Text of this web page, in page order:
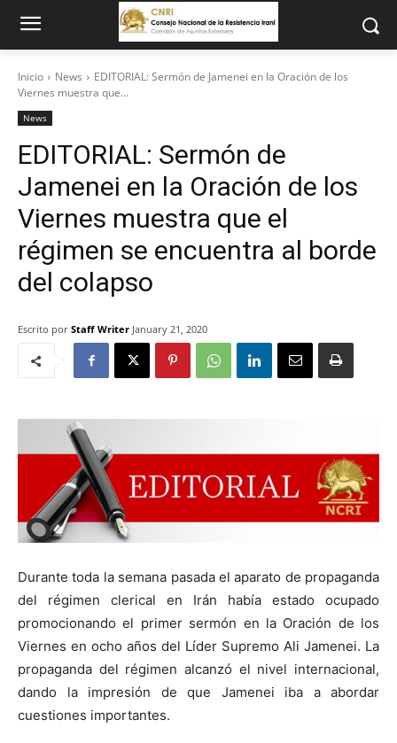
Inicio News
EDITORIAL: Sermón de Jamenei en la Oración de los
Viernes muestra que...
News
EDITORIAL: Sermón de
Jamenei en la Oración de los
Viernes muestra que el
régimen se encuentra al borde
del colapso
Escrito por Staff Writer January 21, 2020
Durante toda la semana pasada el aparato de propaganda
del régimen clerical en Irán había estado ocupado
promocionando el primer sermón en la Oración de los
Viernes en ocho años del Líder Supremo Ali Jamenei. La
propaganda del régimen alcanzó el nivel internacional,
dando la impresión de que Jamenei iba a abordar
cuestiones importantes.